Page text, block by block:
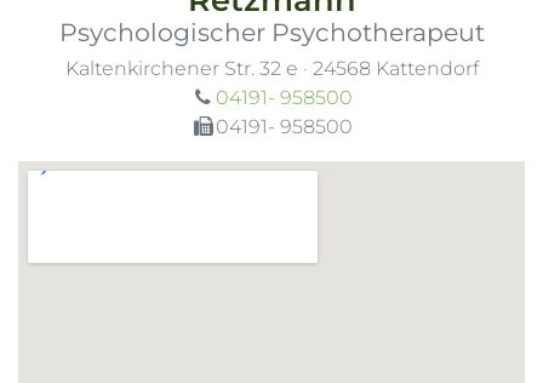
Psychologischer Psychotherapeut
Kaltenkirchener Str. 32 e · 24568 Kattendorf
04191- 958500
04191- 958500